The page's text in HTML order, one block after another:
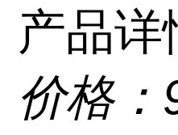
产品详
价格：